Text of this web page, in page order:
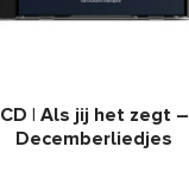
CD | Als jij het zegt –
Decemberliedjes